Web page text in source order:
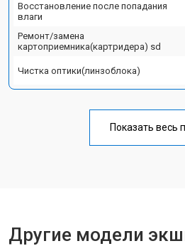
Восстановление после попадания
влаги
Ремонт/замена
картоприемника(картридера) sd
Чистка оптики(линзоблока)
Показать весь
Другие модели